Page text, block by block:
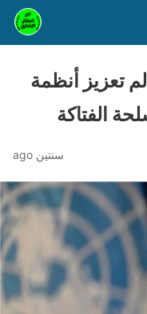
تعزيز أنظمة
الفتاكة
سنتين ago